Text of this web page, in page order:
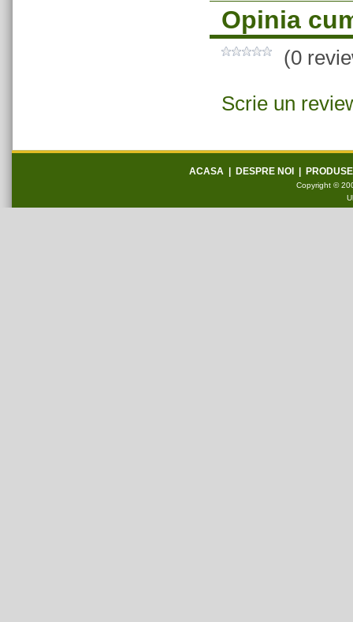
Opinia
(0
Scrie un
ACASA DESPRE NOI
Copyright ©